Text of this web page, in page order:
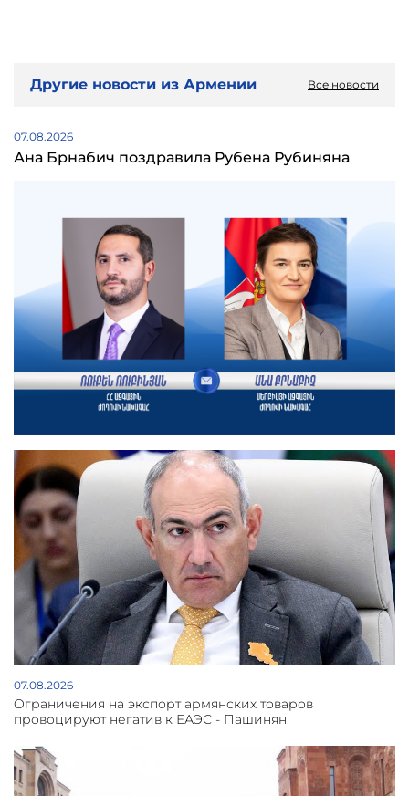
Другие новости из Армении Все новости
07.08.2026
Ана Брнабич поздравила Рубена Рубиняна
07.08.2026
Oграничения на экспорт армянских товаров
провоцируют негатив к ЕАЭС - Пашинян